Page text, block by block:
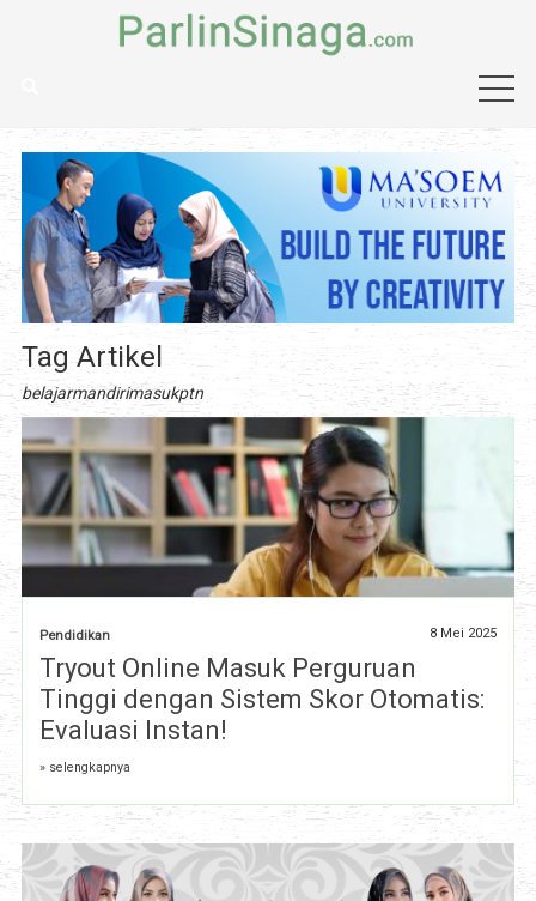
Tag Artikel
belajarmandirimasukptn
Pendidikan 8 Mei 2025
Tryout Online Masuk Perguruan
Tinggi dengan Sistem Skor Otomatis:
Evaluasi Instan!
» selengkapnya